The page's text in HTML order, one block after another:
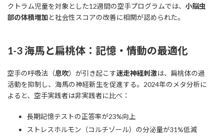
クトラム児童を対象とした12週間の空手プログラムでは、 小脳虫
部の体積増加と社会性スコアの改善に相関が認められた。
1-3 海馬と扁桃体：記憶・情動の最適化
空手の呼吸法（息吹）が引き起こす迷走神経刺激は、扁桃体の過
活動を抑制し、海馬の神経新生を促進する。2024年のメタ分析に
よると、空手実践者は非実践者に比べ：
長期記憶テストの正答率が23%向上
ストレスホルモン（コルチゾール）の分泌量が31%低減